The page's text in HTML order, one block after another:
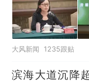
大风新闻 1235跟贴
滨海大道沉降